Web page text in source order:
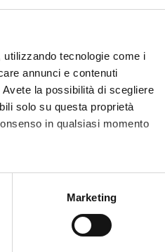
tecnologie come i
annunci e contenuti
la possibilità di scegliere
solo su questa proprietà
in qualsiasi momento
metro,Marketing